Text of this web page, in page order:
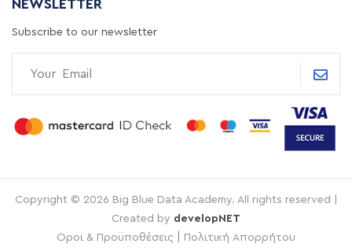
NEWSLETTER
Subscribe to our newsletter
Copyright © 2026 Big Blue Data Academy. All rights reserved |
Created by developNET
Οροι & Προϋποθέσεις
Πολιτική Απορρήτου